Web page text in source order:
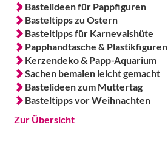
Bastelideen für Pappfiguren
Basteltipps zu Ostern
Basteltipps für Karnevalshüte
Papphandtasche & Plastikfiguren
Kerzendeko & Papp-Aquarium
Sachen bemalen leicht gemacht
Bastelideen zum Muttertag
Basteltipps vor Weihnachten
Zur Übersicht